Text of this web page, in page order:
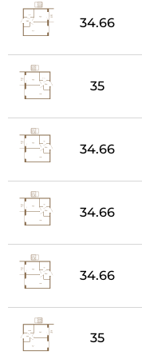
34.66
35
34.66
34.66
34.66
35